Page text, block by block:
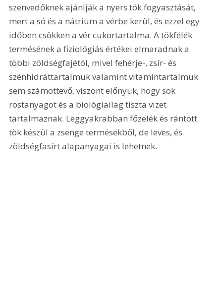
szenvedőknek ajánlják a nyers tök fogyasztását,
mert a só és a nátrium a vérbe kerül, és ezzel egy
időben csökken a vér cukortartalma. A tökfélék
termésének a fiziológiás értékei elmaradnak a
többi zöldségfajétól, mivel fehérje-, zsír- és
szénhidráttartalmuk valamint vitamintartalmuk
sem számottevő, viszont előnyük, hogy sok
rostanyagot és a biológiailag tiszta vizet
tartalmaznak. Leggyakrabban főzelék és rántott
tök készül a zsenge termésekből, de leves, és
zöldségfasírt alapanyagai is lehetnek.